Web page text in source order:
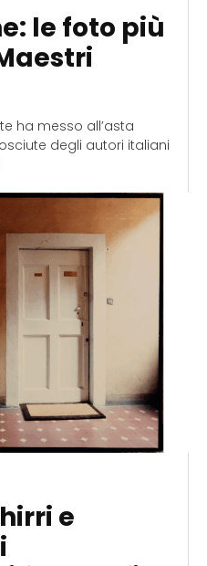
le foto più
ha messo all’asta
degli autori italiani
e